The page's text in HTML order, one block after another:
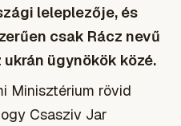
leleplezője, és
csak Rácz nevű
ügynökök közé.
Minisztérium rövid
Csasziv Jar